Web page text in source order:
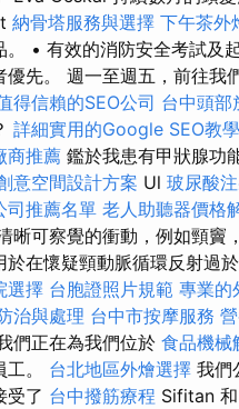
納骨塔服務與選擇 下午茶外
。 • 有效的消防安全考試及
優先。 週一至週五，前往
得信賴的SEO公司 台中頭部
詳細實用的Google SEO教
商推薦 鑑於我患有甲狀腺功
意空間設計方案 Ul 玻尿酸
司推薦名單 老人助聽器價格
晰可察覺的衝動，例如頸竇
於在懷疑頸動脈循環反射過
選擇 台胞證照片規範 專業的
治與處理 台中市按摩服務
們正在為我們位於 食品機械
。 台北地區外燴選擇 我們
受了 台中撥筋療程 Sifitan